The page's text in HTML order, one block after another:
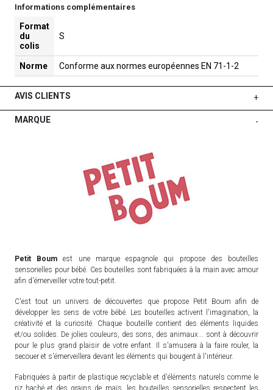
Informations complémentaires
Format
du
colis
S
Norme Conforme aux normes européennes EN 71-1-2
AVIS CLIENTS +
MARQUE -
Petit Boum est une marque espagnole qui propose des bouteilles
sensorielles pour bébé. Ces bouteilles sont fabriquées à la main avec amour
afin d'émerveiller votre tout-petit.
C'est tout un univers de découvertes que propose Petit Boum afin de
développer les sens de votre bébé. Les bouteilles activent l'imagination, la
créativité et la curiosité. Chaque bouteille contient des éléments liquides
et/ou solides. De jolies couleurs, des sons, des animaux... sont à découvrir
pour le plus grand plaisir de votre enfant. Il s'amusera à la faire rouler, la
secouer et s'émerveillera devant les éléments qui bougent à l'intérieur.
Fabriquées à partir de plastique recyclable et d'éléments naturels comme le
riz haché et des grains de maïs, les bouteilles sensorielles respectent les